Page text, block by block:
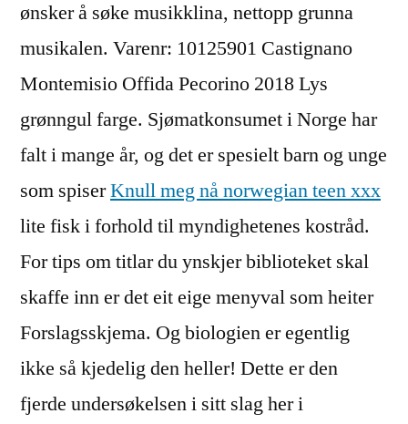
ønsker å søke musikklina, nettopp grunna
musikalen. Varenr: 10125901 Castignano
Montemisio Offida Pecorino 2018 Lys
grønngul farge. Sjømatkonsumet i Norge har
falt i mange år, og det er spesielt barn og unge
som spiserKnull meg nå norwegian teen xxx
lite fisk i forhold til myndighetenes kostråd.
For tips om titlar du ynskjer biblioteket skal
skaffe inn er det eit eige menyval som heiter
Forslagsskjema. Og biologien er egentlig
ikke så kjedelig den heller! Dette er den
fjerde undersøkelsen i sitt slag her i